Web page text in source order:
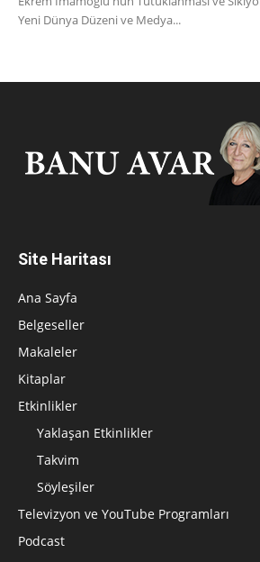
Yeni Dünya Düzeni ve Medya...
Site Haritası
Ana Sayfa
Belgeseller
Makaleler
Kitaplar
Etkinlikler
Yaklaşan Etkinlikler
Takvim
Söyleşiler
Televizyon ve YouTube Programları
Podcast